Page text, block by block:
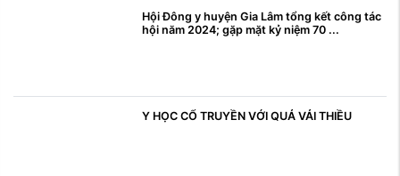
Hội Đông y huyện Gia Lâm tổng kết công tác
hội năm 2024; gặp mặt kỷ niệm 70 ...
Y HỌC CỔ TRUYỀN VỚI QUẢ VẢI THIỀU